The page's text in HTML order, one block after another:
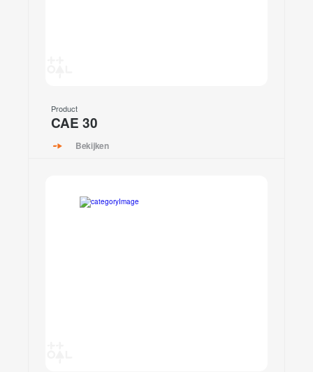
Product
CAE 30
Bekijken